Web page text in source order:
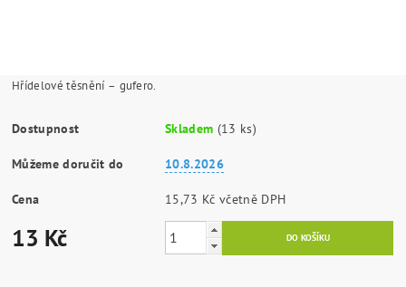
Hřídelové těsnění – gufero.
Dostupnost Skladem (13 ks)
Můžeme doručit do 10.8.2026
Cena 15,73 Kč včetně DPH
13 Kč